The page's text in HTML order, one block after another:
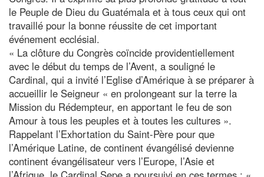
le Peuple de Dieu du Guatémala et à tous ceux qui ont
travaillé pour la bonne réussite de cet important
événement ecclésial.
« La clôture du Congrès coïncide providentiellement
avec le début du temps de l’Avent, a souligné le
Cardinal, qui a invité l’Eglise d’Amérique à se préparer à
accueillir le Seigneur « en prolongeant sur la terre la
Mission du Rédempteur, en apportant le feu de son
Amour à tous les peuples et à toutes les cultures ».
Rappelant l’Exhortation du Saint-Père pour que
l’Amérique Latine, de continent évangélisé devienne
continent évangélisateur vers l’Europe, l’Asie et